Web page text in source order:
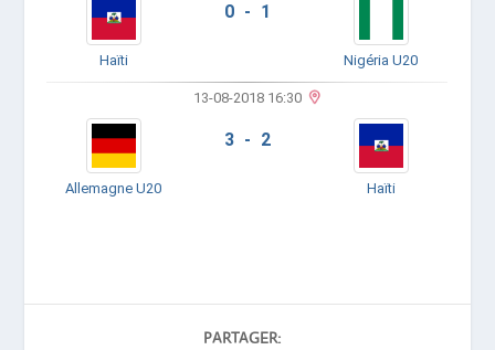
Haïti
0 - 1
Nigéria U20
13-08-2018 16:30
Allemagne U20
3 - 2
Haïti
PARTAGER: